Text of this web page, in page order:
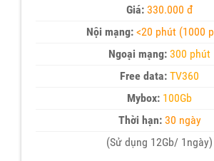
Giá:330.000 đ
Nội mạng: <20 phút (1000
Ngoại mạng: 300 phút
Free data: TV360
Mybox: 100Gb
Thời hạn:30 ngày
(Sử dụng 12Gb/ 1ngày)